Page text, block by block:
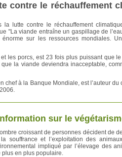
contre le réchauffement
la lutte contre le réchauffement
"La viande entraîne un gaspillage de
sur les ressources mondiales.
les porcs, est 23 fois plus puissant que
la viande deviendra inacceptable,
chef à la Banque Mondiale, est l’auteur
sur le
croissant de personnes décident de
souffrance et l’exploitation des
impliqué par l’élevage des
plus en plus populaire.